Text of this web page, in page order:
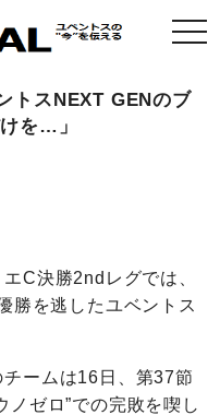
トスNEXT GENのブ
を…」
C決勝2ndレグでは、
勝を逃したユベントス
ームは16日、第37節
ノゼロ”での完敗を喫し